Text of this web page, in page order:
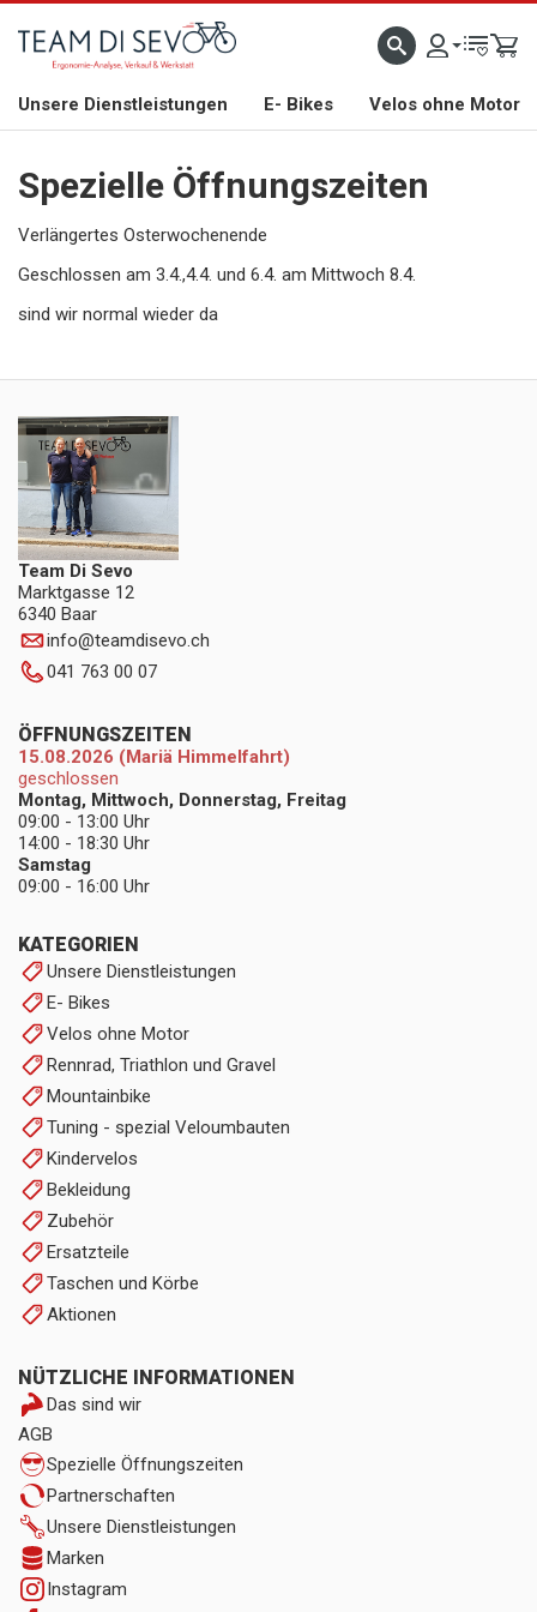
WILLKOMMEN GROSSE AUSWAHL AN RENNRÄDERN, GRAVEL, E-BIKES UND
Unsere Dienstleistungen E- Bikes Velos ohne Motor
Spezielle Öffnungszeiten
Verlängertes Osterwochenende
Geschlossen am 3.4.,4.4. und 6.4. am Mittwoch 8.4.
sind wir normal wieder da
Team Di Sevo
Marktgasse 12
6340 Baar
info@teamdisevo.ch
041 763 00 07
KATEGORIEN
Unsere Dienstleistungen
E- Bikes
Velos ohne Motor
Rennrad, Triathlon und Gravel
Mountainbike
Tuning - spezial Veloumbauten
Kindervelos
Bekleidung
Zubehör
Ersatzteile
Taschen und Körbe
Aktionen
NÜTZLICHE INFORMATIONEN
Das sind wir
AGB
Spezielle Öffnungszeiten
Partnerschaften
Unsere Dienstleistungen
Marken
Instagram
ÖFFNUNGSZEITEN
15.08.2026 (Mariä Himmelfahrt)
geschlossen
Montag, Mittwoch, Donnerstag, Freitag
09:00 - 13:00 Uhr
14:00 - 18:30 Uhr
Samstag
09:00 - 16:00 Uhr